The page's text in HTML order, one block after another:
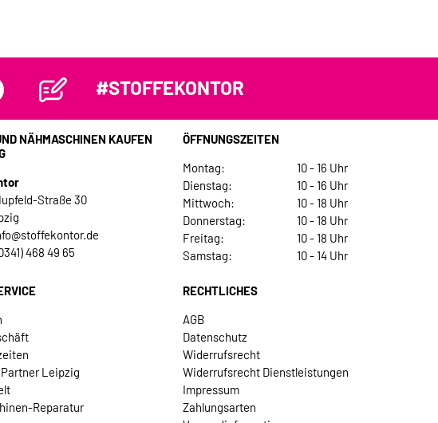
#STOFFEKONTOR
NÄHMASCHINEN KAUFEN
Straße 30
468 49 65
ÖFFNUNGSZEITEN
Montag:
10 - 16 Uhr
Dienstag:
10 - 16 Uhr
Mittwoch:
10 - 18 Uhr
Donnerstag:
10 - 18 Uhr
Freitag:
10 - 18 Uhr
Samstag:
10 - 14 Uhr
Partner Leipzig
Reparatur
RECHTLICHES
AGB
Datenschutz
Widerrufsrecht
Widerrufsrecht Dienstleistungen
Impressum
Zahlungsarten